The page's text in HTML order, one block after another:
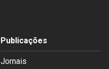
Publicações
Jornais